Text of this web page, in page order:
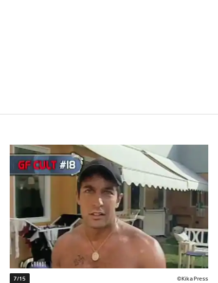
7/15 ©Kika Press